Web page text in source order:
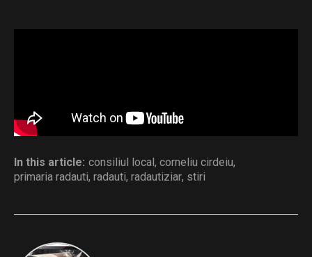
In this article: consiliul local , corneliu cirdeiu,
primaria radauti, radauti, radautiziar, stiri